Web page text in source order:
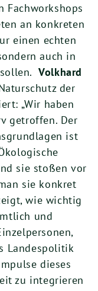
Fachworkshops
an konkreten
einen echten
auch in
sollen.Volkhard
der
„Wir haben
getroffen. Der
ist
sie stoßen vor
sie konkret
wie wichtig
und
Landespolitik
dieses
zu integrieren